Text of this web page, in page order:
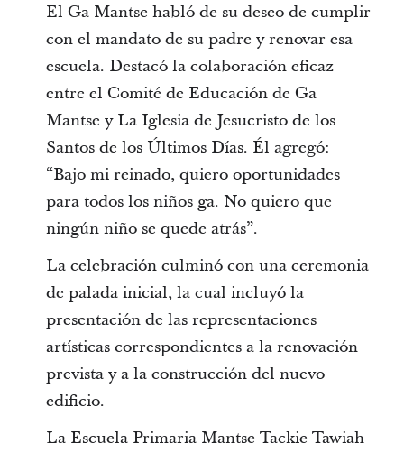
El Ga Mantse habló de su deseo de cumplir
con el mandato de su padre y renovar esa
escuela. Destacó la colaboración eficaz
entre el Comité de Educación de Ga
Mantse y La Iglesia de Jesucristo de los
Santos de los Últimos Días. Él agregó:
“Bajo mi reinado, quiero oportunidades
para todos los niños ga. No quiero que
ningún niño se quede atrás”.
La celebración culminó con una ceremonia
de palada inicial, la cual incluyó la
presentación de las representaciones
artísticas correspondientes a la renovación
prevista y a la construcción del nuevo
edificio.
La Escuela Primaria Mantse Tackie Tawiah